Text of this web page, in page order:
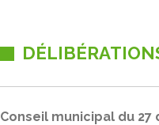
Conseil municipal du 27